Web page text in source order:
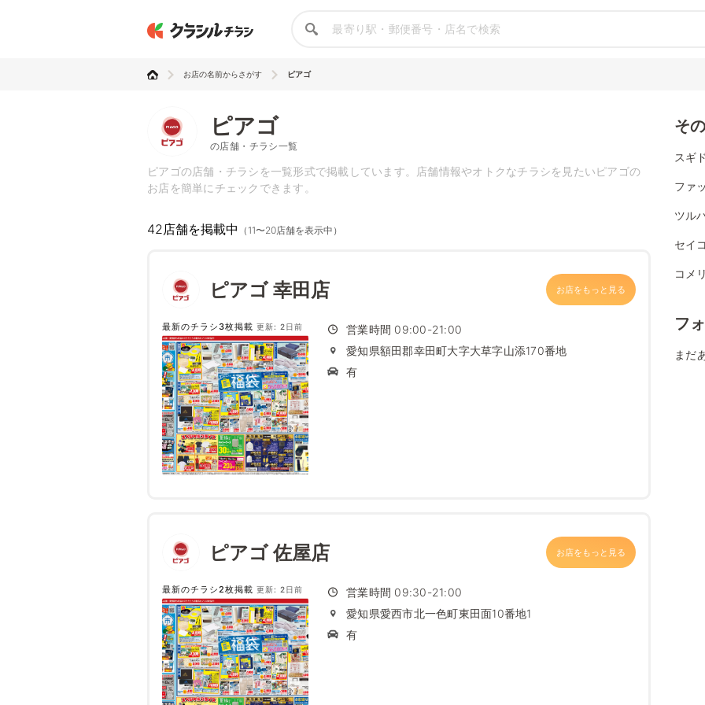
お店の名前からさがす ピアゴ
ピアゴ
の店舗・チラシ一覧
ピアゴの店舗・チラシを一覧形式で掲載しています。店舗情報やオトクなチラシを見たいピアゴの
お店を簡単にチェックできます。
42店舗を掲載中 （11〜20店舗を表示中）
ピアゴ 幸田店 お店をもっと見る
最新のチラシ3枚掲載 更新: 2日前
営業時間 09:00-21:00
愛知県額田郡幸田町大字大草字山添170番地
有
ピアゴ 佐屋店 お店をもっと見る
最新のチラシ2枚掲載 更新: 2日前
営業時間 09:30-21:00
愛知県愛西市北一色町東田面10番地1
有
そ
スギ
ファ
ツル
セイ
コメ
フ
まだ